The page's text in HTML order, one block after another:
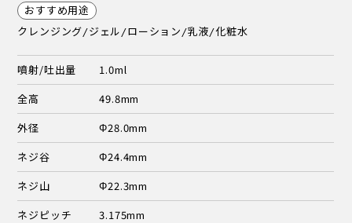
おすすめ用途
クレンジング/ジェル/ローション/乳液/化粧水
噴射/吐出量
1.0ml
全高
49.8mm
外径
Φ28.0mm
ネジ谷
Φ24.4mm
ネジ山
Φ22.3mm
ネジピッチ
3.175mm